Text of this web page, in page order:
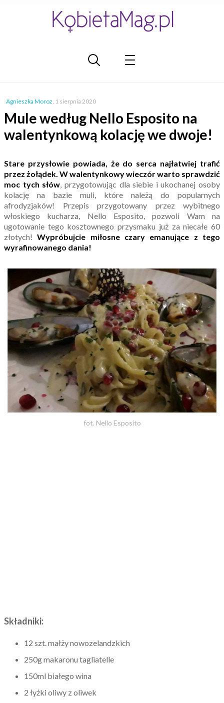
Agnieszka Moroz, 1 sierpnia 2020
Mule według Nello Esposito na
walentynkową kolację we dwoje!
Stare przysłowie powiada, że do serca najłatwiej trafić
przez żołądek. W walentynkowy wieczór warto sprawdzić
moc tych słów, przygotowując dla siebie i ukochanej osoby
kolację na bazie muli, które należą do popularnych
afrodyzjaków! Przepis przygotowany przez wybitnego
włoskiego kucharza, Nello Esposito, pozwoli Wam na
ugotowanie tego kosztownego przysmaku już za niecałe 60
złotych!Wypróbujcie miłosne czary emanujące z tego
wyrafinowanego dania!
fot. Nello Esposito
Składniki:
12 szt. małży nowozelandzkich
250g makaronu tagliatelle
150ml białego wina
2 łyżki oliwy z oliwek